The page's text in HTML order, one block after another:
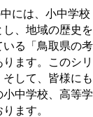
には、小中学校
し、地域の歴史を
る「鳥取県の考
ます。このシリ
して、皆様にも
中学校、高等学
ます。